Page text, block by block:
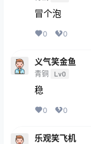
冒个泡
0 0
义气笑金鱼
青铜 Lv0
稳
0 0
乐观笑飞机